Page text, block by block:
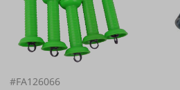
#FA126066